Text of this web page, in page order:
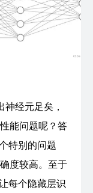
经元足矣，
能问题呢？答
特别的问题
度较高。至于
每个隐藏层识